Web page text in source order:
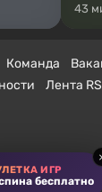
ИГР
бесплатно
43
Команда
Лента